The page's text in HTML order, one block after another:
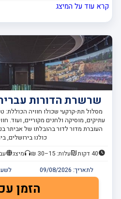
קרא עוד על המיצג
שרשרת הדורות עברית
מסלול תת-קרקעי שכולו חוויה הכוללת:
עתיקים, מוסיקה ולחנים מקוריים, ועוד.
העוברת מדור לדור בהובלתו של אביתר
כולנו בירושלים,
40 דקות עלות: 15–30 ₪ מיצג
לתאריך: 09/08/2026
הזמן